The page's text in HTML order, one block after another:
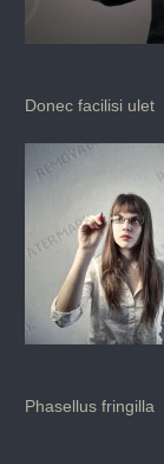
Donec facilisi ulet
Phasellus fringilla